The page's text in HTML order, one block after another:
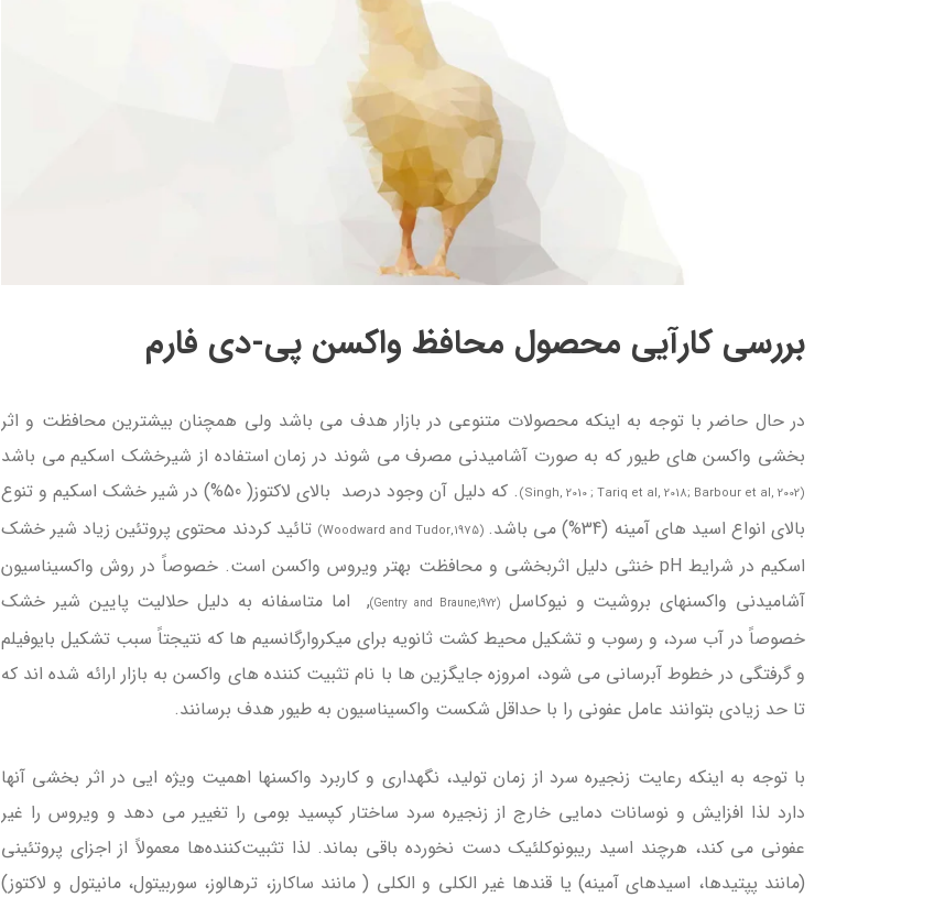
بررسی کارآیی محصول محافظ واکسن پی-دی فارم
در حال حاضر با توجه به اینکه محصولات متنوعی در بازار هدف می باشد ولی همچنان بیشترین محافظت و اثر
بخشی واکسن های طیور که به صورت آشامیدنی مصرف می شوند در زمان استفاده از شیرخشک اسکیم می باشد
(Singh, 2010 ; Tariq et al, 2018; Barbour et al, 2002)
. که دلیل آن وجود درصد بالای لاکتوز( 50%) در شیر خشک اسکیم و تنوع
بالای انواع اسید های آمینه (34%) می باشد.
(Woodward and Tudor,1975)
تائید کردند محتوی پروتئین زیاد شیر خشک
اسکیم در شرایط pH خنثی دلیل اثربخشی و محافظت بهتر ویروس واکسن است. خصوصاً در روش واکسیناسیون
آشامیدنی واکسنهای بروشیت و نیوکاسل(Gentry and Braune,1972)
, اما متاسفانه به دلیل حلالیت پایین شیر خشک
خصوصاً در آب سرد، و رسوب و تشکیل محیط کشت ثانویه برای میکروارگانسیم ها که نتیجتاً سبب تشکیل بایوفیلم
و گرفتگی در خطوط آبرسانی می شود، امروزه جایگزین ها با نام تثبیت کننده های واکسن به بازار ارائه شده اند که
تا حد زیادی بتوانند عامل عفونی را با حداقل شکست واکسیناسیون به طیور هدف برسانند.
با توجه به اینکه رعایت زنجیره سرد از زمان تولید، نگهداری و کاربرد واکسنها اهمیت ویژه ایی در اثر بخشی آنها
دارد لذا افزایش و نوسانات دمایی خارج از زنجیره سرد ساختار کپسید بومی را تغییر می دهد و ویروس را غیر
عفونی می کند، هرچند اسید ریبونوکلئیک دست نخورده باقی بماند. لذا تثبیت‌کننده‌ها معمولاً از اجزای پروتئینی
(مانند پپتیدها، اسیدهای آمینه) یا قندها غیر الکلی و الکلی ( مانند ساکارز، ترهالوز، سوربیتول، مانیتول و لاکتوز)